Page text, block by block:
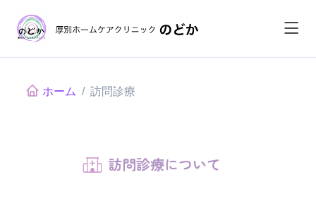
ホーム 訪問診療
訪問診療について